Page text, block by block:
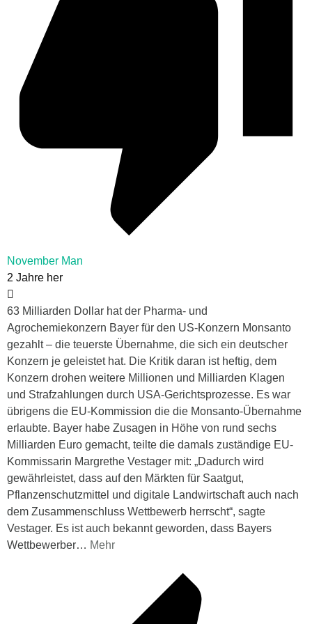
November Man
2 Jahre her
63 Milliarden Dollar hat der Pharma- und
Agrochemiekonzern Bayer für den US-Konzern Monsanto
gezahlt – die teuerste Übernahme, die sich ein deutscher
Konzern je geleistet hat. Die Kritik daran ist heftig, dem
Konzern drohen weitere Millionen und Milliarden Klagen
und Strafzahlungen durch USA-Gerichtsprozesse. Es war
übrigens die EU-Kommission die die Monsanto-Übernahme
erlaubte. Bayer habe Zusagen in Höhe von rund sechs
Milliarden Euro gemacht, teilte die damals zuständige EU-
Kommissarin Margrethe Vestager mit: „Dadurch wird
gewährleistet, dass auf den Märkten für Saatgut,
Pflanzenschutzmittel und digitale Landwirtschaft auch nach
dem Zusammenschluss Wettbewerb herrscht“, sagte
Vestager. Es ist auch bekannt geworden, dass Bayers
Wettbewerber… Mehr